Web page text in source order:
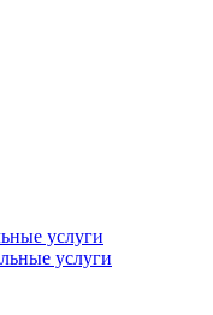
услуги
услуги